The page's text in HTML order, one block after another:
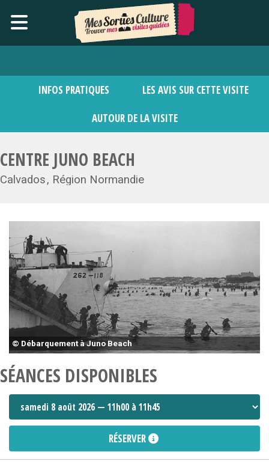
INFOS PRATIQUES LES AVIS SUR CETTE VISITE
AUTOUR DE LA VISITE
CENTRE JUNO BEACH
Calvados Région Normandie
© Débarquement à Juno Beach
SÉANCES DISPONIBLES
RÉSERVER